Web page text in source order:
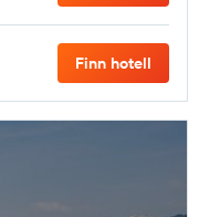
Finn hotell